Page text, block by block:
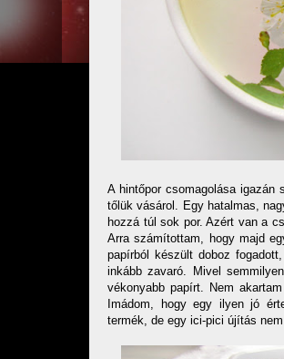
A hintőpor csomagolása
tőlük vásárol. Egy hatalmas,
hozzá túl sok por. Azért van a
Arra számítottam, hogy majd
papírból készült doboz
inkább zavaró. Mivel
vékonyabb papírt. Nem
Imádom, hogy egy ilyen jó
termék, de egy ici-pici újítás